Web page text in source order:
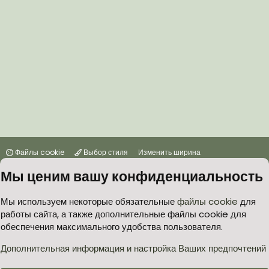
Файлы cookie Выбор стиля Изменить ширина
Условия и правила
Политика в отношении обработки персональных данных
Согласие на обработку персональных данных
Помощь Главная
R
Community platform by XenForo ® © 2010-2026 XenForo Ltd.
Мы ценим вашу конфиденциальность
Мы используем некоторые обязательныефайлы cookie для
работы сайта, а также дополнительные файлы cookie для
обеспечения максимального удобства пользователя.
Дополнительная информация и настройка Ваших предпочтений